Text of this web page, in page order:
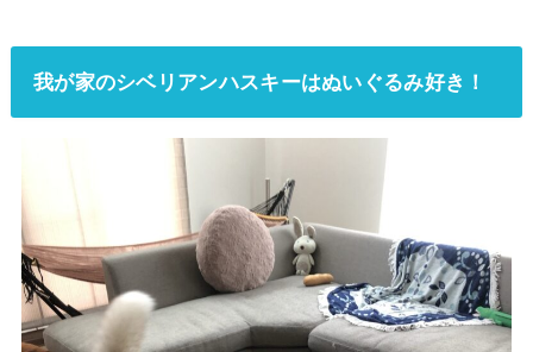
我が家のシベリアンハスキーはぬいぐるみ好き！